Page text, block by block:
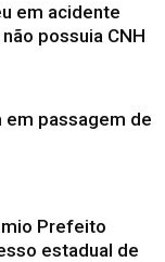
em acidente
possuia CNH
em passagem de
Prefeito
estadual de